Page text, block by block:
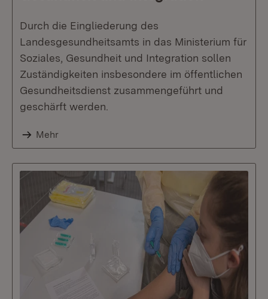
Durch die Eingliederung des
Landesgesundheitsamts in das Ministerium für
Soziales, Gesundheit und Integration sollen
Zuständigkeiten insbesondere im öffentlichen
Gesundheitsdienst zusammengeführt und
geschärft werden.
Mehr